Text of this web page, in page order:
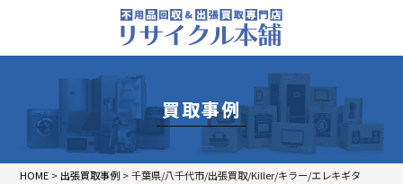
買取事例
HOME > 出張買取事例 >千葉県/八千代市/出張買取/Killer/キラー/エレキギタ